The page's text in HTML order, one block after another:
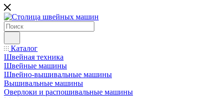
Каталог
Швейная техника
Швейные машины
Швейно-вышивальные машины
Вышивальные машины
Оверлоки и распошивальные машины